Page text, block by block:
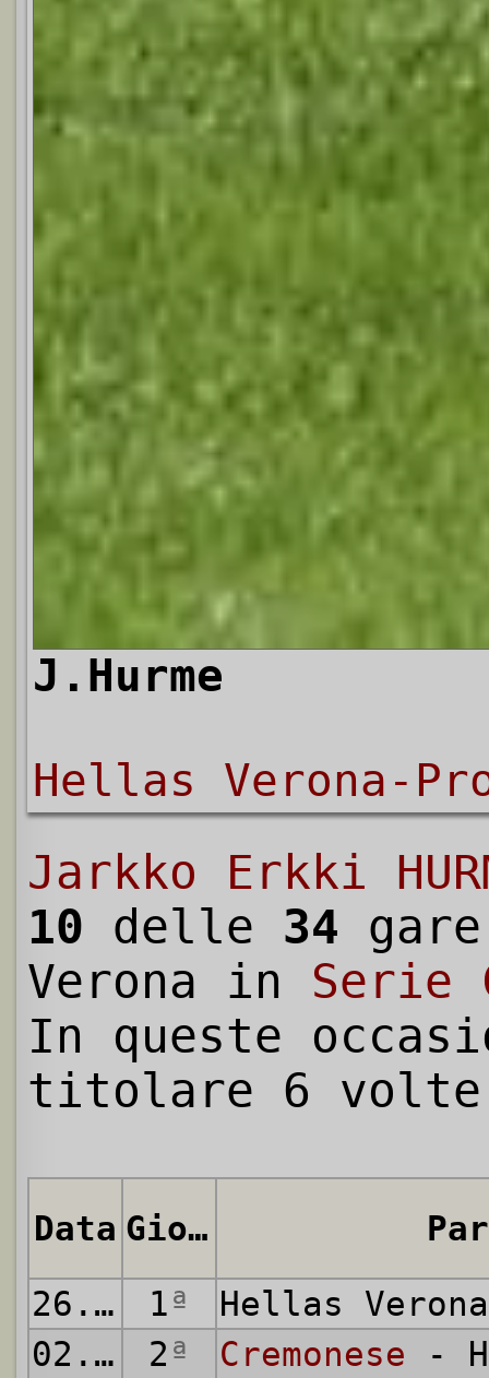
J.Hurme
Hellas Verona-
Jarkko Erkki
10 delle 34
Verona in Serie
In queste
titolare 6
Data Giornata
26.08.2007
1ª
Hellas
02.09.2007
2ª Cremonese -